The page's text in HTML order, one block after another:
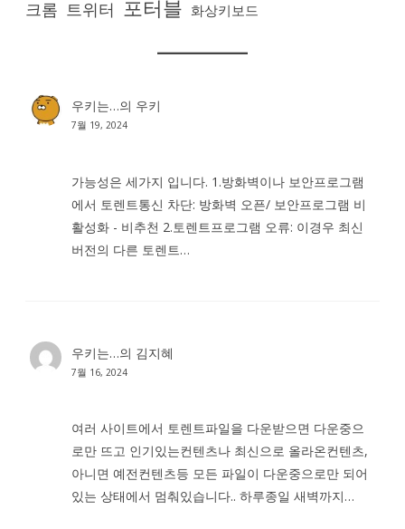
크롬 트위터 포터블 화상키보드
우키는…의 우키
7월 19, 2024
가능성은 세가지 입니다. 1.방화벽이나 보안프로그램
에서 토렌트통신 차단: 방화벽 오픈/ 보안프로그램 비
활성화 - 비추천 2.토렌트프로그램 오류: 이경우 최신
버전의 다른 토렌트…
우키는…의 김지혜
7월 16, 2024
여러 사이트에서 토렌트파일을 다운받으면 다운중으
로만 뜨고 인기있는컨텐츠나 최신으로 올라온컨텐츠,
아니면 예전컨텐츠등 모든 파일이 다운중으로만 되어
있는 상태에서 멈춰있습니다.. 하루종일 새벽까지…